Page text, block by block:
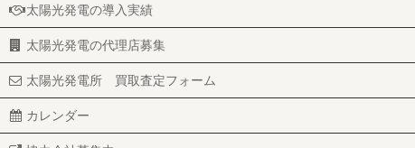
太陽光発電の導入実績
太陽光発電の代理店募集
太陽光発電所 買取査定フォーム
カレンダー